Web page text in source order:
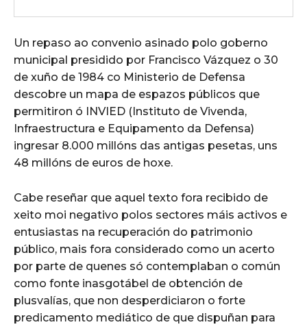
Un repaso ao convenio asinado polo goberno
municipal presidido por Francisco Vázquez o 30
de xuño de 1984 co Ministerio de Defensa
descobre un mapa de espazos públicos que
permitiron ó INVIED (Instituto de Vivenda,
Infraestructura e Equipamento da Defensa)
ingresar 8.000 millóns das antigas pesetas, uns
48 millóns de euros de hoxe.
Cabe reseñar que aquel texto fora recibido de
xeito moi negativo polos sectores máis activos e
entusiastas na recuperación do patrimonio
público, mais fora considerado como un acerto
por parte de quenes só contemplaban o común
como fonte inasgotábel de obtención de
plusvalías, que non desperdiciaron o forte
predicamento mediático de que dispuñan para